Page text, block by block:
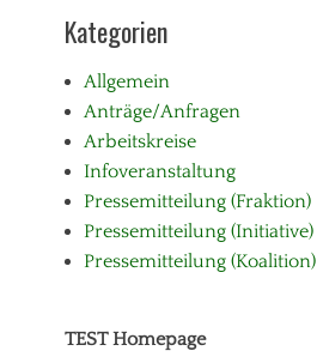
Kategorien
Allgemein
Anträge/Anfragen
Arbeitskreise
Infoveranstaltung
Pressemitteilung (Fraktion)
Pressemitteilung (Initiative)
Pressemitteilung (Koalition)
TEST Homepage